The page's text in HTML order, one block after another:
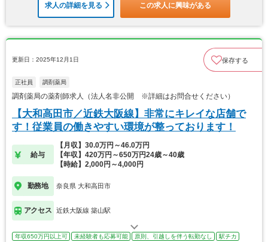
求人の詳細を見る この求人に興味がある
更新日：2025年12月1日 保存する
正社員 調剤薬局
調剤薬局の薬剤師求人（法人名非公開 ※詳細はお問合せください）
【大和高田市／近鉄大阪線】非常にキレイな店舗で
す！従業員の働きやすい環境が整っております！
給与
【月収】30.0万円～46.0万円
【年収】420万円～650万円24歳～40歳
【時給】2,000円～4,000円
勤務地 奈良県 大和高田市
アクセス 近鉄大阪線 築山駅
年収650万円以上可 未経験者も応募可能 原則、引越しを伴う転勤なし
駅チカ